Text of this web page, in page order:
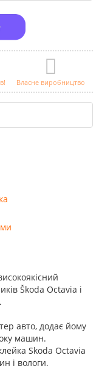
Власне виробництво
Škoda Octavia і
авто, додає йому
машин.
Skoda Octavia
і вологи.